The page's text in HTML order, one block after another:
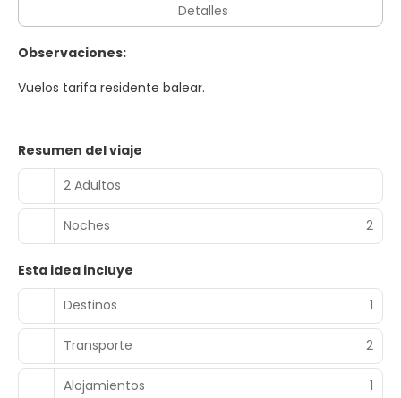
Detalles
Observaciones:
Vuelos tarifa residente balear.
Resumen del viaje
2 Adultos
Noches 2
Esta idea incluye
Destinos
1
Transporte 2
Alojamientos 1